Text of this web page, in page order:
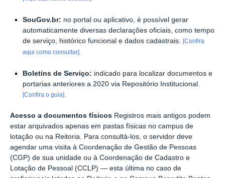
SouGov.br: no portal ou aplicativo, é possível gerar
automaticamente diversas declarações oficiais, como tempo
de serviço, histórico funcional e dados cadastrais. [Confira
aqui como consultar].
Boletins de Serviço: indicado para localizar documentos e
portarias anteriores a 2020 via Repositório Institucional.
[Confira o guia].
Acesso a documentos físicos Registros mais antigos podem
estar arquivados apenas em pastas físicas no campus de
lotação ou na Reitoria. Para consultá-los, o servidor deve
agendar uma visita à Coordenação de Gestão de Pessoas
(CGP) de sua unidade ou à Coordenação de Cadastro e
Lotação de Pessoal (CCLP) — esta última no caso de